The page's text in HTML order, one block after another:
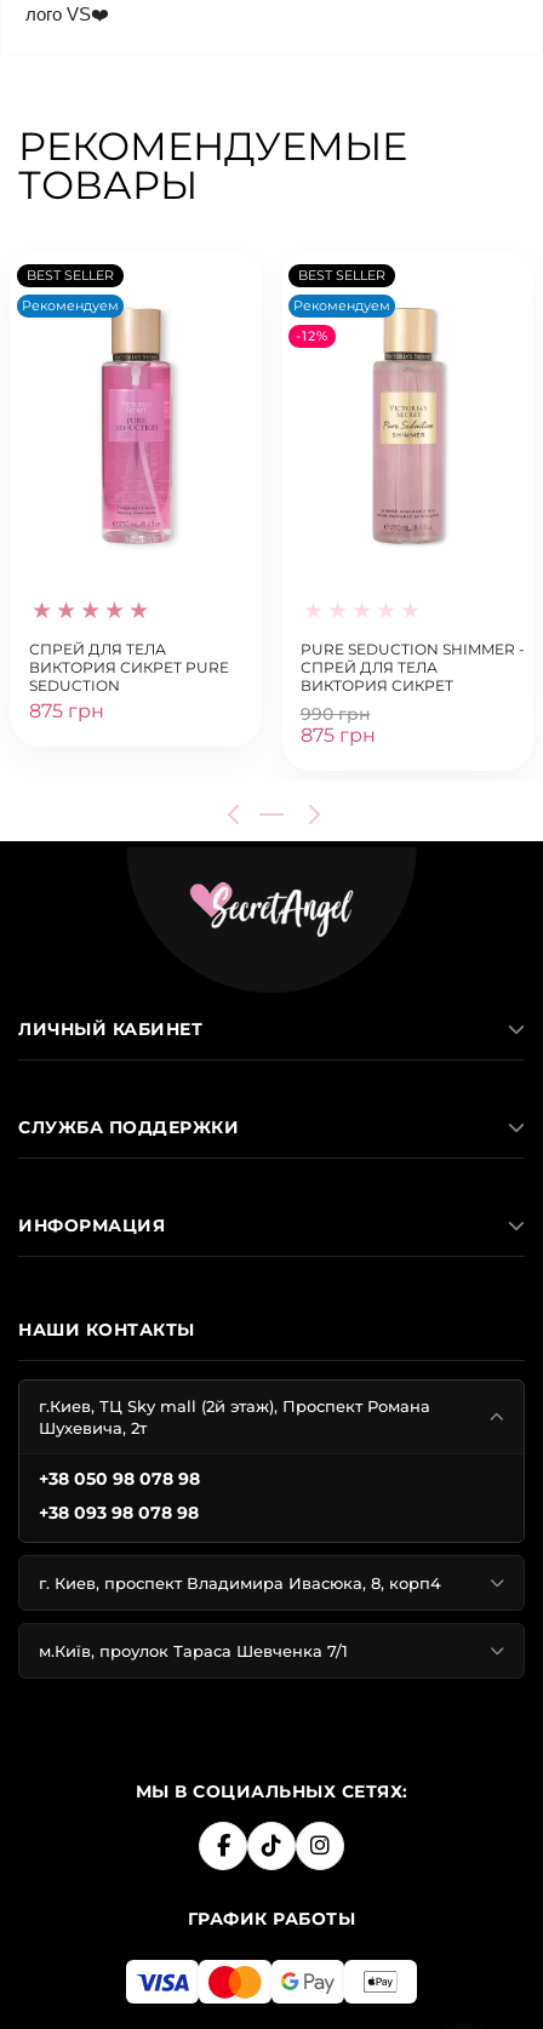
лого VS❤️
РЕКОМЕНДУЕМЫЕ
ТОВАРЫ
BEST SELLER
Рекомендуем
СПРЕЙ ДЛЯ ТЕЛА
ВИКТОРИЯ СИКРЕТ PURE
SEDUCTION
875 грн
BEST SELLER
Рекомендуем
-12%
PURE SEDUCTION SHIMMER -
СПРЕЙ ДЛЯ ТЕЛА
ВИКТОРИЯ СИКРЕТ
990 грн
875 грн
НАШИ КОНТАКТЫ
г.Киев, ТЦ Sky mall (2й этаж), Проспект Романа
Шухевича, 2т
+38 050 98 078 98
+38 093 98 078 98
г. Киев, проспект Владимира Ивасюка, 8, корп4
м.Київ, проулок Тараса Шевченка 7/1
ЛИЧНЫЙ КАБИНЕТ
СЛУЖБА ПОДДЕРЖКИ
ИНФОРМАЦИЯ
МЫ В СОЦИАЛЬНЫХ СЕТЯХ:
ГРАФИК РАБОТЫ